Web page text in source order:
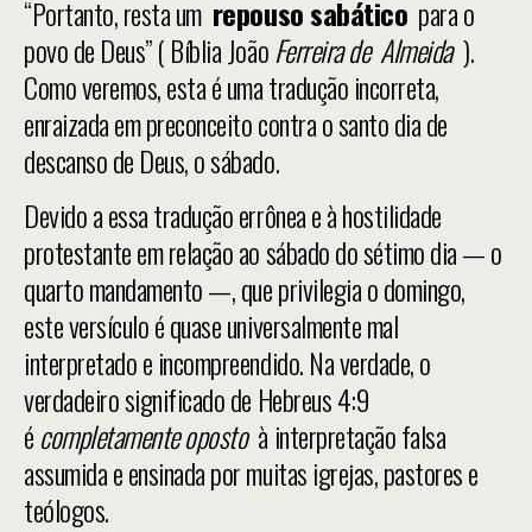
“Portanto, resta um repouso sabático para o
povo de Deus” ( Bíblia JoãoFerreira de Almeida).
Como veremos, esta é uma tradução incorreta,
enraizada em preconceito contra o santo dia de
descanso de Deus, o sábado.
Devido a essa tradução errônea e à hostilidade
protestante em relação ao sábado do sétimo dia — o
quarto mandamento —, que privilegia o domingo,
este versículo é quase universalmente mal
interpretado e incompreendido. Na verdade, o
verdadeiro significado de Hebreus 4:9
écompletamente opostoà interpretação falsa
assumida e ensinada por muitas igrejas, pastores e
teólogos.